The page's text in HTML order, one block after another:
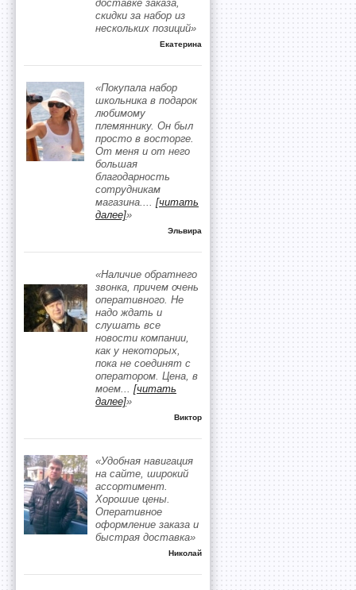
доставке заказа,
скидки за набор из
нескольких позиций»
Екатерина
«Покупала набор
школьника в подарок
любимому
племяннику. Он был
просто в восторге.
От меня и от него
большая
благодарность
сотрудникам
магазина.... [читать
далее]»
Эльвира
«Наличие обратнего
звонка, причем очень
оперативного. Не
надо ждать и
слушать все
новости компании,
как у некоторых,
пока не соединят с
оператором. Цена, в
моем... [читать
далее]»
Виктор
«Удобная навигация
на сайте, широкий
ассортимент.
Хорошие цены.
Оперативное
оформление заказа и
быстрая доставка»
Николай